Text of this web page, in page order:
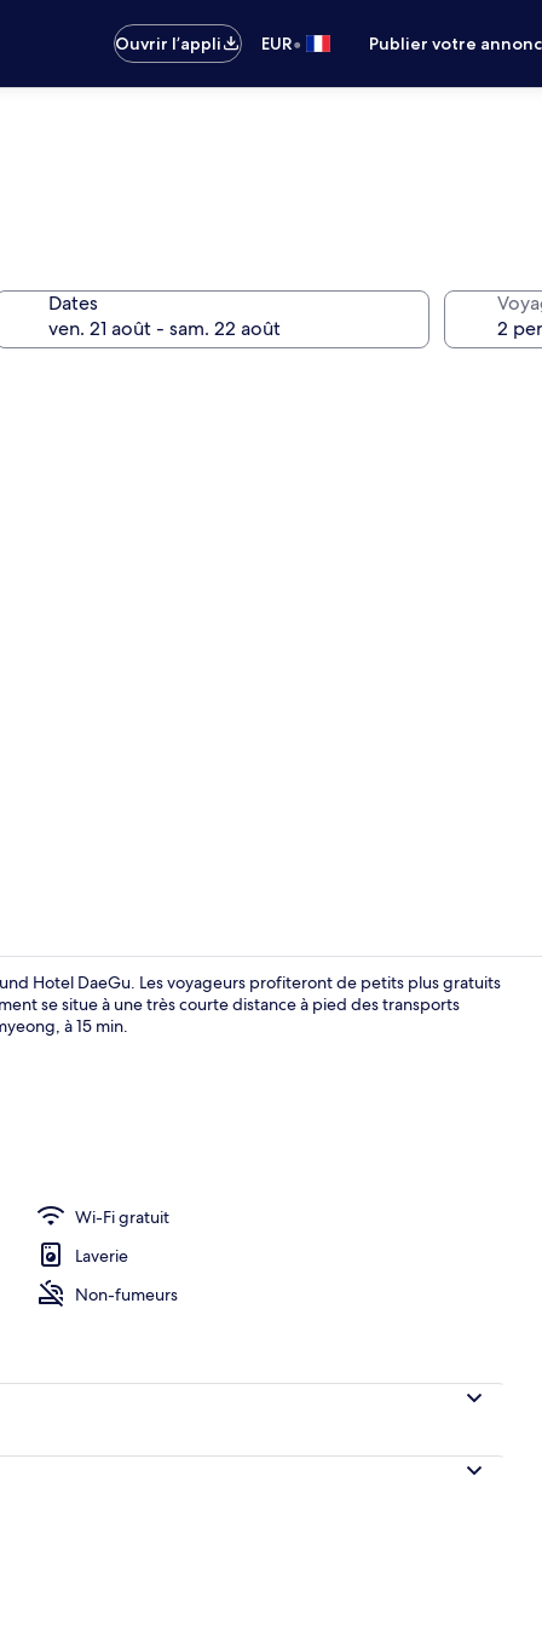
Ouvrir l’appli
EUR• Publier votre
Dates
Hotel DaeGu. Les voyageurs profiteront de petits plus gratuits
se situe à une très courte distance à pied des transports
à 15 min.
Wi-Fi gratuit
Laverie
Non-fumeurs